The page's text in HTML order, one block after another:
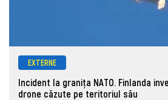
EXTERNE
Incident la granița NATO. Finlanda
drone căzute pe teritoriul său